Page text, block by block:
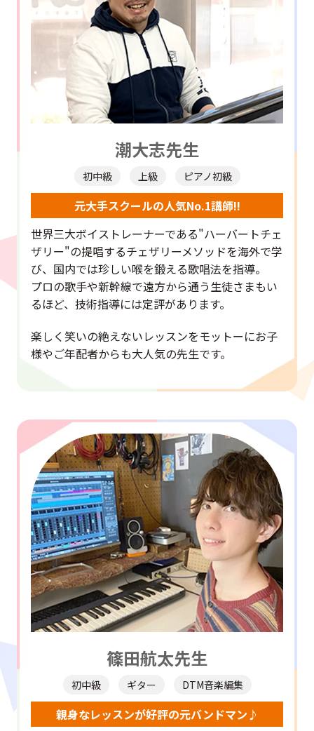
潮大志先生
初中級 上級 ピアノ初級
元大手スクールの人気No.1講師!!
世界三大ボイストレーナーである"ハーバートチェ
ザリー"の提唱するチェザリーメソッドを海外で学
び、国内では珍しい喉を鍛える歌唱法を指導。
プロの歌手や新幹線で遠方から通う生徒さまもい
るほど、技術指導には定評があります。
楽しく笑いの絶えないレッスンをモットーにお子
様やご年配者からも大人気の先生です。
篠田航太先生
初中級 ギター DTM音楽編集
親身なレッスンが好評の元バンドマン♪